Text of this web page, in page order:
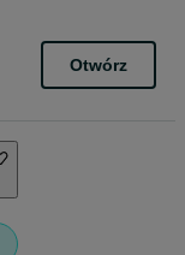
Otwórz